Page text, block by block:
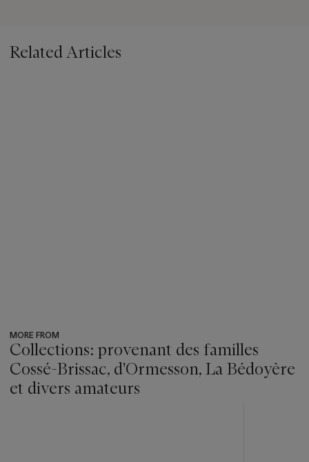
Related Articles
MORE FROM
Collections: provenant des familles
Cossé-Brissac, d'Ormesson, La Bédoyère
et divers amateurs